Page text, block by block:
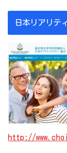
日本リアリテ
http://